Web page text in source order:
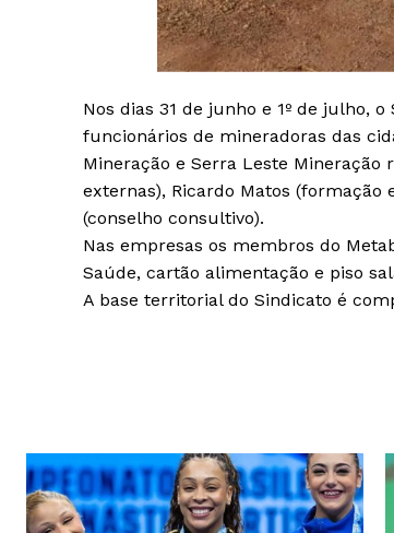
Nos dias 31 de junho e 1º de julho,
funcionários de mineradoras das
Mineração e Serra Leste
externas), Ricardo Matos (formação
(conselho consultivo).
Nas empresas os membros do
Saúde, cartão alimentação e piso
A base territorial do Sindicato é